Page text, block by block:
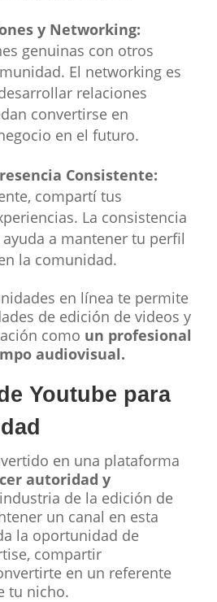
y Networking:
genuinas con otros
El networking es
relaciones
convertirse en
en el futuro.
Consistente:
compartí tus
La consistencia
a mantener tu perfil
la comunidad.
en línea te permite
de edición de videos y
como un profesional
audiovisual.
Youtube para
en una plataforma
autoridad y
de la edición de
un canal en esta
la oportunidad de
compartir
en un referente
tu nicho.